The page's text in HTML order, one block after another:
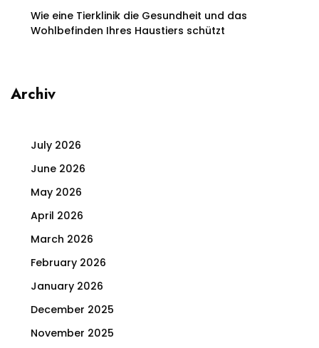
Wie eine Tierklinik die Gesundheit und das
Wohlbefinden Ihres Haustiers schützt
Archiv
July 2026
June 2026
May 2026
April 2026
March 2026
February 2026
January 2026
December 2025
November 2025